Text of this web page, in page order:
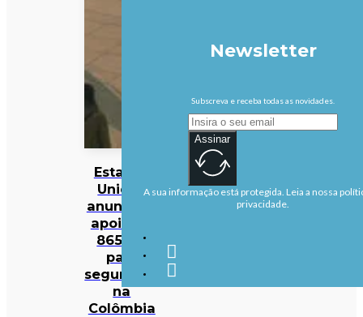
Estados
Unidos
anunciam
apoio de
865 ME
para
segurança
na
Colômbia
Newsletter
Subscreva e receba todas as novidades.
Assinar
A sua informação está protegida. Leia a nossa
privacidade.